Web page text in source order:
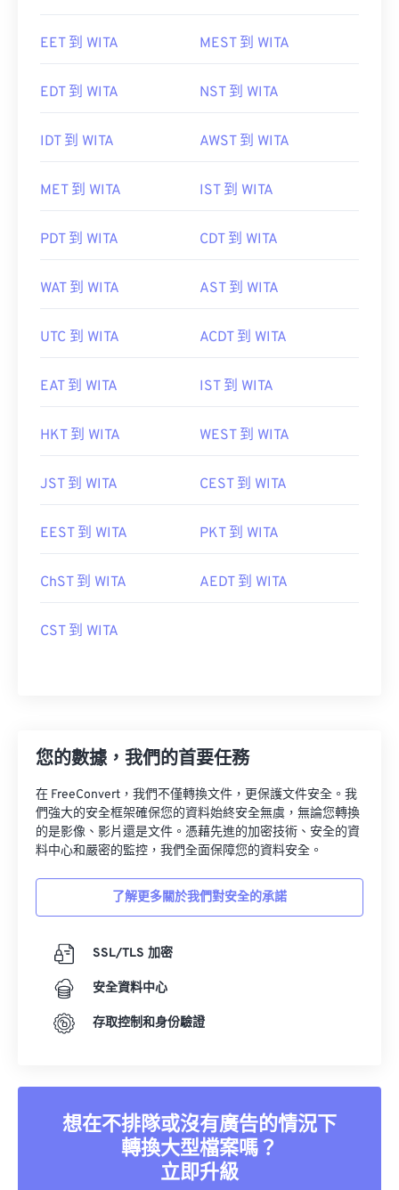
EET 到 WITA MEST 到 WITA
EDT 到 WITA NST 到 WITA
IDT 到 WITA AWST 到 WITA
MET 到 WITA IST 到 WITA
PDT 到 WITA CDT 到 WITA
WAT 到 WITA AST 到 WITA
UTC 到 WITA ACDT 到 WITA
EAT 到 WITA IST 到 WITA
HKT 到 WITA WEST 到 WITA
JST 到 WITA CEST 到 WITA
EEST 到 WITA PKT 到 WITA
ChST 到 WITA AEDT 到 WITA
CST 到 WITA
您的數據，我們的首要任務
在 FreeConvert，我們不僅轉換文件，更保護文件安全。我
們強大的安全框架確保您的資料始終安全無虞，無論您轉換
的是影像、影片還是文件。憑藉先進的加密技術、安全的資
料中心和嚴密的監控，我們全面保障您的資料安全。
了解更多關於我們對安全的承諾
SSL/TLS 加密
安全資料中心
存取控制和身份驗證
想在不排隊或沒有廣告的情況下
轉換大型檔案嗎？
立即升級